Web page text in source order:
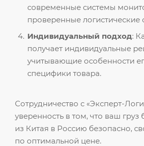
современные системы
проверенные логистические
Индивидуальный подход:
получает индивидуальные
учитывающие особенности
специфики товара.
Сотрудничество с «Эксперт-
уверенность в том, что ваш груз
из Китая в Россию безопасно,
по оптимальной цене.